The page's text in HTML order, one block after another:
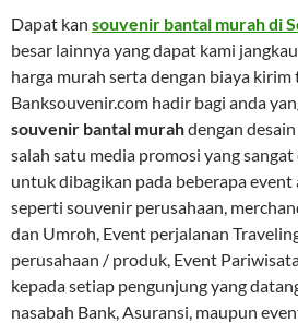
Dapat kan souvenir bantal murah di
besar lainnya yang dapat kami
harga murah serta dengan biaya kirim
Banksouvenir.com hadir bagi anda
souvenir bantal murahdengan
salah satu media promosi yang
untuk dibagikan pada beberapa event
seperti souvenir perusahaan,
dan Umroh, Event perjalanan
perusahaan / produk, Event
kepada setiap pengunjung yang
nasabah Bank, Asuransi, maupun